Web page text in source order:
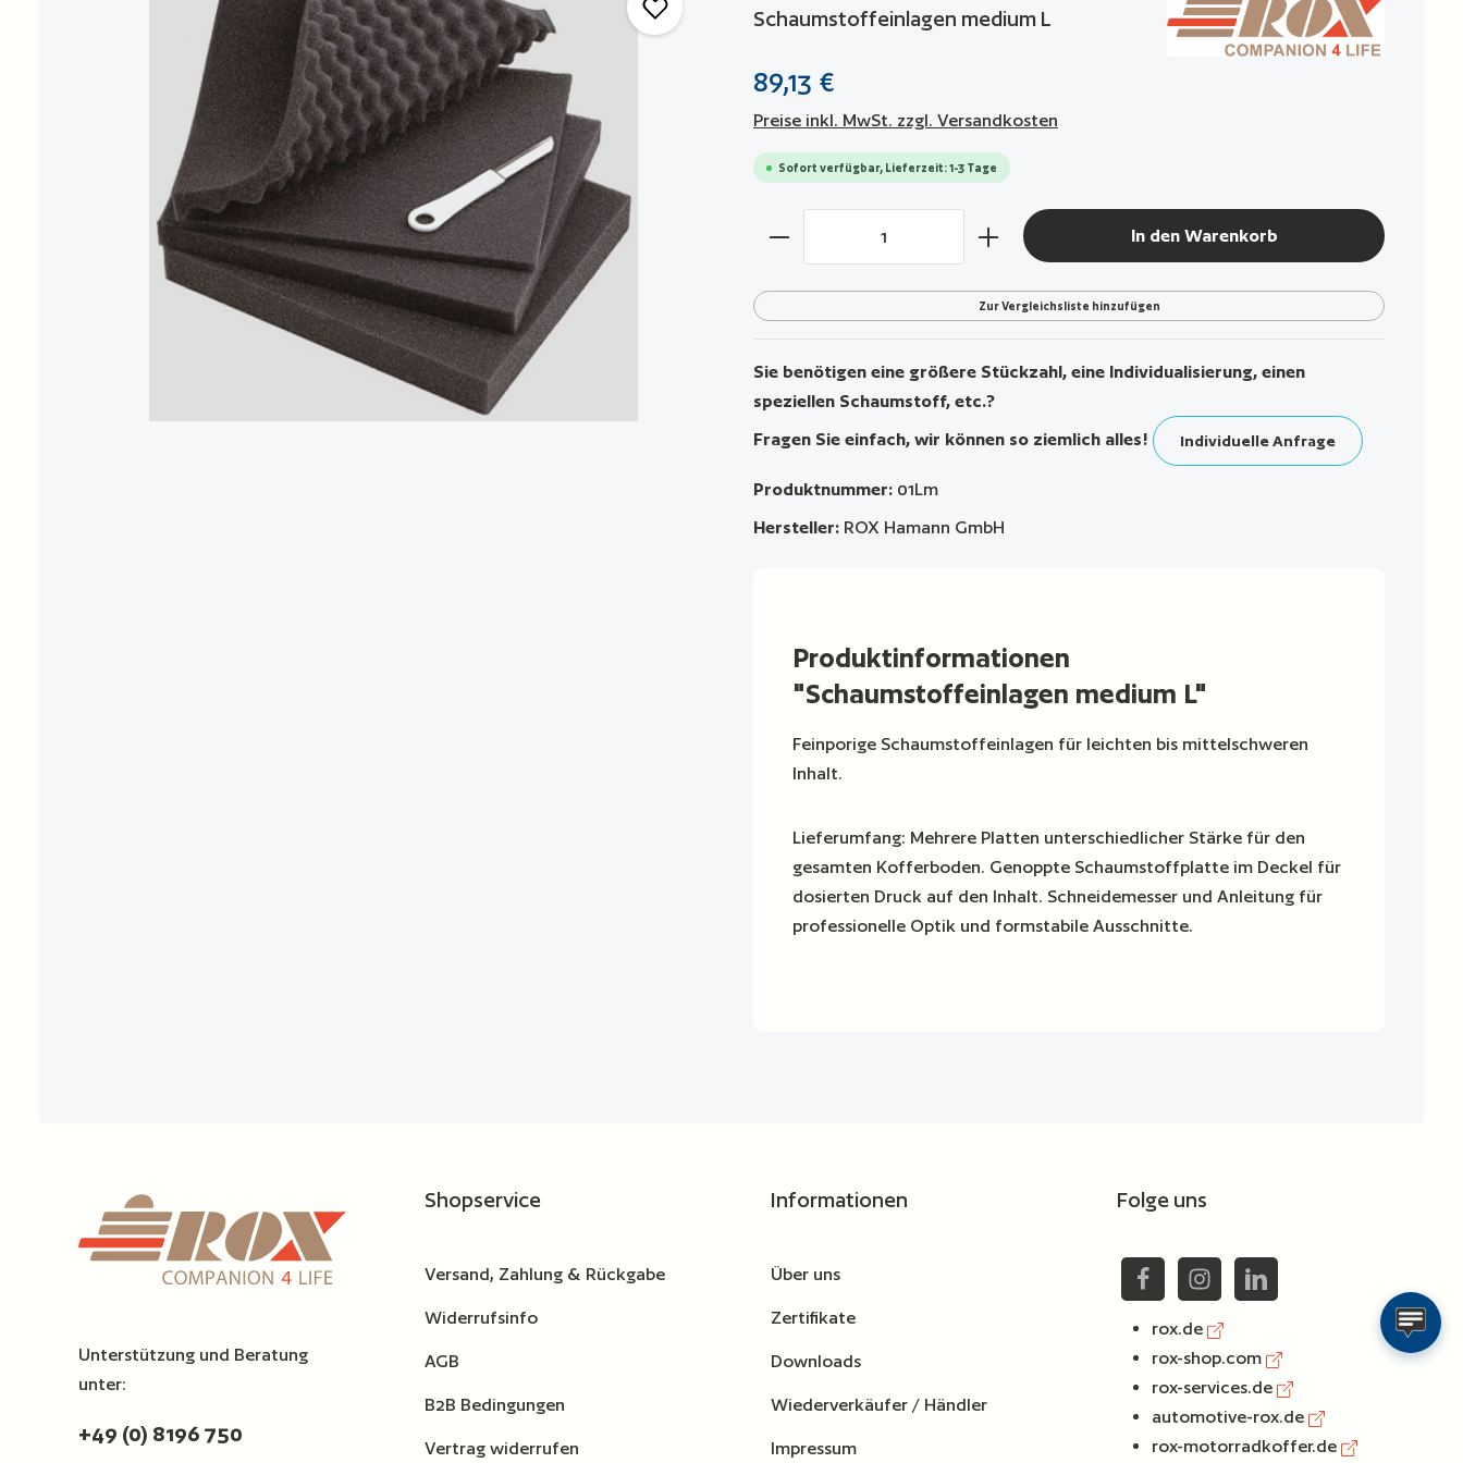
Schaumstoffeinlagen medium L
89,13 €
Preise inkl. MwSt. zzgl. Versandkosten
Sofort verfügbar, Lieferzeit: 1-3 Tage
Produkt Anzahl: Gib den gewünschten Wert ein oder benutze die
In den Warenkorb
Zur Vergleichsliste hinzufügen
Sie benötigen eine größere Stückzahl, eine Individualisierung, einen
speziellen Schaumstoff, etc.?
Fragen Sie einfach, wir können so ziemlich alles!
Individuelle Anfrage
Produktnummer: 01Lm
Hersteller: ROX Hamann GmbH
Produktinformationen
"Schaumstoffeinlagen medium L"
Feinporige Schaumstoffeinlagen für leichten bis mittelschweren
Inhalt.
Lieferumfang: Mehrere Platten unterschiedlicher Stärke für den
gesamten Kofferboden. Genoppte Schaumstoffplatte im Deckel für
dosierten Druck auf den Inhalt. Schneidemesser und Anleitung für
professionelle Optik und formstabile Ausschnitte.
Unterstützung und Beratung
unter:
+49 (0) 8196 750
Shopservice
Versand, Zahlung & Rückgabe
Widerrufsinfo
AGB
B2B Bedingungen
Vertrag widerrufen
Informationen
Über uns
Zertifikate
Downloads
Wiederverkäufer / Händler
Impressum
Folge uns
rox.de
rox-shop.com
rox-services.de
automotive-rox.de
rox-motorradkoffer.de